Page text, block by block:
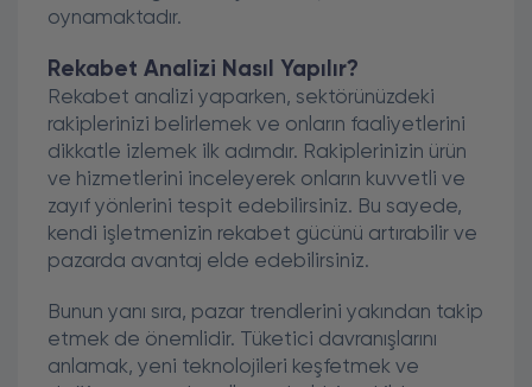
oynamaktadır.
Rekabet Analizi Nasıl Yapılır?
Rekabet analizi yaparken, sektörünüzdeki
rakiplerinizi belirlemek ve onların faaliyetlerini
dikkatle izlemek ilk adımdır. Rakiplerinizin ürün
ve hizmetlerini inceleyerek onların kuvvetli ve
zayıf yönlerini tespit edebilirsiniz. Bu sayede,
kendi işletmenizin rekabet gücünü artırabilir ve
pazarda avantaj elde edebilirsiniz.
Bunun yanı sıra, pazar trendlerini yakından takip
etmek de önemlidir. Tüketici davranışlarını
anlamak, yeni teknolojileri keşfetmek ve